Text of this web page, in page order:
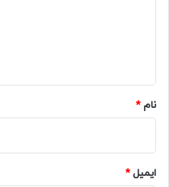
نام*
ایمیل*